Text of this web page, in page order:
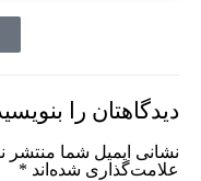
دیدگاهتان را
نشانی ایمیل شما منتشر
علامت‌گذاری شده‌اند *